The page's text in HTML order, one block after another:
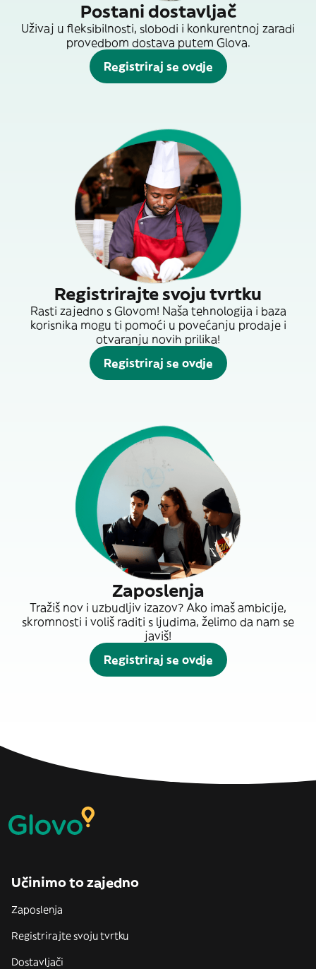
Postani dostavljač
Uživaj u fleksibilnosti, slobodi i konkurentnoj zaradi
provedbom dostava putem Glova.
Registriraj se ovdje
Registrirajte svoju tvrtku
Rasti zajedno s Glovom! Naša tehnologija i baza
korisnika mogu ti pomoći u povećanju prodaje i
otvaranju novih prilika!
Registriraj se ovdje
Zaposlenja
Tražiš nov i uzbudljiv izazov? Ako imaš ambicije,
skromnosti i voliš raditi s ljudima, želimo da nam se
javiš!
Registriraj se ovdje
Učinimo to zajedno
Zaposlenja
Registrirajte svoju tvrtku
Dostavljači